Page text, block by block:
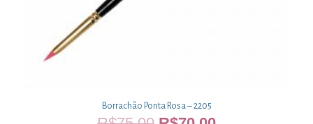
Borrachão Ponta Rosa – 2205